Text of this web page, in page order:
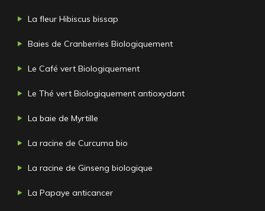
La fleur Hibiscus bissap
Baies de Cranberries Biologiquement
Le Café vert Biologiquement
Le Thé vert Biologiquement antioxydant
La baie de Myrtille
La racine de Curcuma bio
La racine de Ginseng biologique
La Papaye anticancer